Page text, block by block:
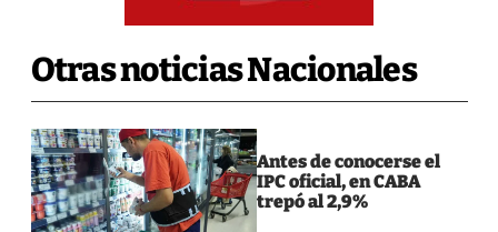
Otras noticias Nacionales
Antes de conocerse el
IPC oficial, en CABA
trepó al 2,9%